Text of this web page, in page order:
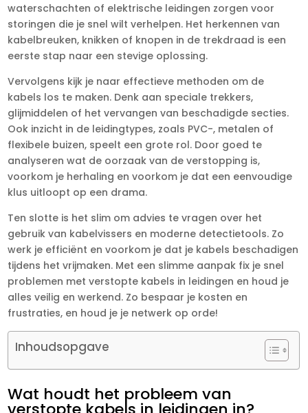
waterschachten of elektrische leidingen zorgen voor
storingen die je snel wilt verhelpen.​ Het herkennen van
kabelbreuken, knikken of knopen in de trekdraad is een
eerste stap naar een stevige oplossing.​
Vervolgens kijk je naar effectieve methoden om de
kabels los te maken.​ Denk aan speciale trekkers,
glijmiddelen of het vervangen van beschadigde secties.​
Ook inzicht in de leidingtypes, zoals PVC-, metalen of
flexibele buizen, speelt een grote rol.​ Door goed te
analyseren wat de oorzaak van de verstopping is,
voorkom je herhaling en voorkom je dat een eenvoudige
klus uitloopt op een drama.​
Ten slotte is het slim om advies te vragen over het
gebruik van kabelvissers en moderne detectietools.​ Zo
werk je efficiënt en voorkom je dat je kabels beschadigen
tijdens het vrijmaken.​ Met een slimme aanpak fix je snel
problemen met verstopte kabels in leidingen en houd je
alles veilig en werkend.​ Zo bespaar je kosten en
frustraties, en houd je je netwerk op orde!
Inhoudsopgave
Wat houdt het probleem van